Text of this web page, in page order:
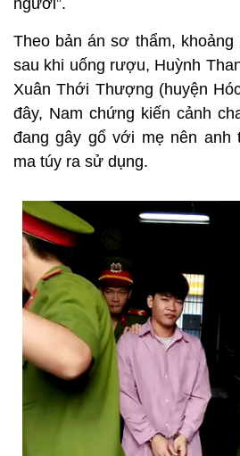
người”.
Theo bản án sơ thẩm, khoảng
sau khi uống rượu, Huỳnh
Xuân Thới Thượng (huyện
đây, Nam chứng kiến cảnh
đang gây gổ với mẹ nên anh
ma túy ra sử dụng.